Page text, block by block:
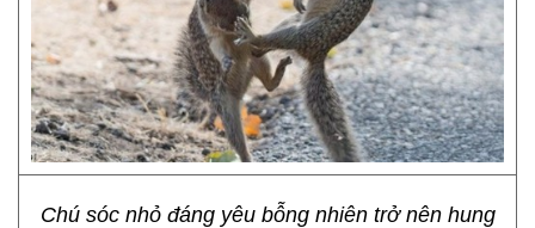
Chú sóc nhỏ đáng yêu bỗng nhiên trở nên hung